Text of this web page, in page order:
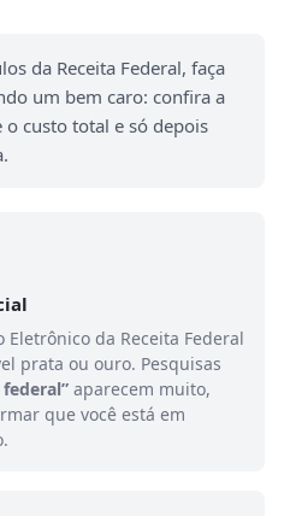
da Receita Federal, faça
um bem caro: confira a
custo total e só depois
Eletrônico da Receita Federal
prata ou ouro. Pesquisas
aparecem muito,
que você está em